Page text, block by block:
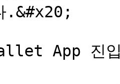
.&#x20;